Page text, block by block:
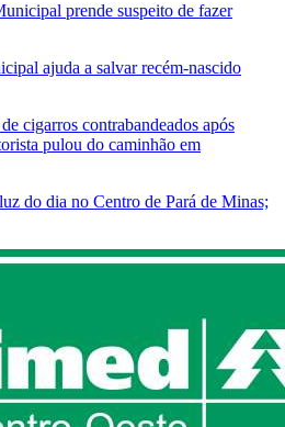
prende suspeito de fazer
ajuda a salvar recém-nascido
cigarros contrabandeados após
pulou do caminhão em
do dia no Centro de Pará de Minas;